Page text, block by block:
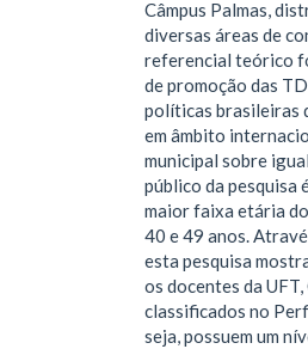
Câmpus Palmas,
diversas áreas de
referencial teórico
de promoção das
políticas brasileiras
em âmbito
municipal sobre
público da pesquisa
maior faixa etária
40 e 49 anos.
esta pesquisa
os docentes da
classificados no
seja, possuem um